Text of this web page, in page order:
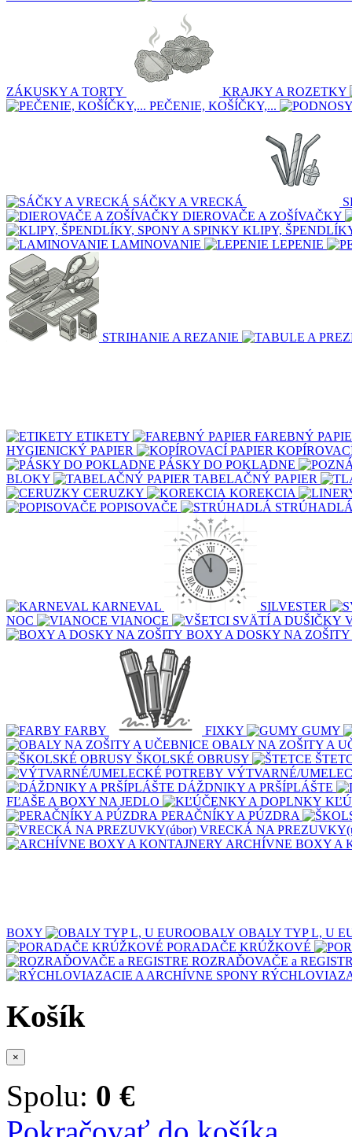
ZÁKUSKY A TORTY
KRAJKY A ROZETKY
PEČENIE, KOŠÍČKY,...
SÁČKY A VRECKÁ
DIEROVAČE A ZOŠÍVAČKY
KLIPY,
LAMINOVANIE
LEPENIE
STRIHANIE A REZANIE
ETIKETY
FAREBNÝ
HYGIENICKÝ PAPIER
PÁSKY DO POKLADNE
BLOKY
TABELAČNÝ PAPIER
CERUZKY
KOREKCIA
POPISOVAČE
KARNEVAL
SILVESTER
NOC
VIANOCE
BOXY A DOSKY NA ZOŠITY
FARBY FIXKY
GUMY
OBALY NA ZOŠITY A
ŠKOLSKÉ OBRUSY
VÝTVARNÉ/
DÁŽDNIKY A PRŠÍPLÁŠTE
FĽAŠE A BOXY NA JEDLO
PERAČNÍKY A PÚZDRA
VRECKÁ NA
ARCHÍVNE BOXY A
BOXY
OBALY TYP L, U
PORADAČE KRÚŽKOVÉ
ROZRAĎOVAČE a
Košík
×
Spolu: 0 €